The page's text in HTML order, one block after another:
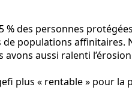
des personnes
populations
aussi ralenti
plus « rentable » pour la